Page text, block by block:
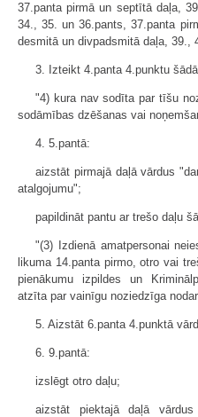
37.panta pirmā un septītā daļa,
34., 35. un 36.pants, 37.panta
desmitā un divpadsmitā daļa, 39.,
3. Izteikt 4.panta 4.punktu
"4) kura nav sodīta par tīšu
sodāmības dzēšanas vai
4. 5.pantā:
aizstāt pirmajā daļā vārdus
atalgojumu";
papildināt pantu ar trešo daļu
"(3) Izdienā amatpersonai
likuma 14.panta pirmo, otro vai
pienākumu izpildes un
atzīta par vainīgu noziedzīga
5. Aizstāt 6.panta 4.punktā
6. 9.pantā:
izslēgt otro daļu;
aizstāt piektajā daļā